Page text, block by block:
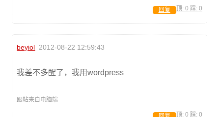
顶: 0 踩: 0
回复
beyiol 2012-08-22 12:59:43
我差不多醒了，我用wordpress
跟帖来自电脑端
顶: 0 踩: 0